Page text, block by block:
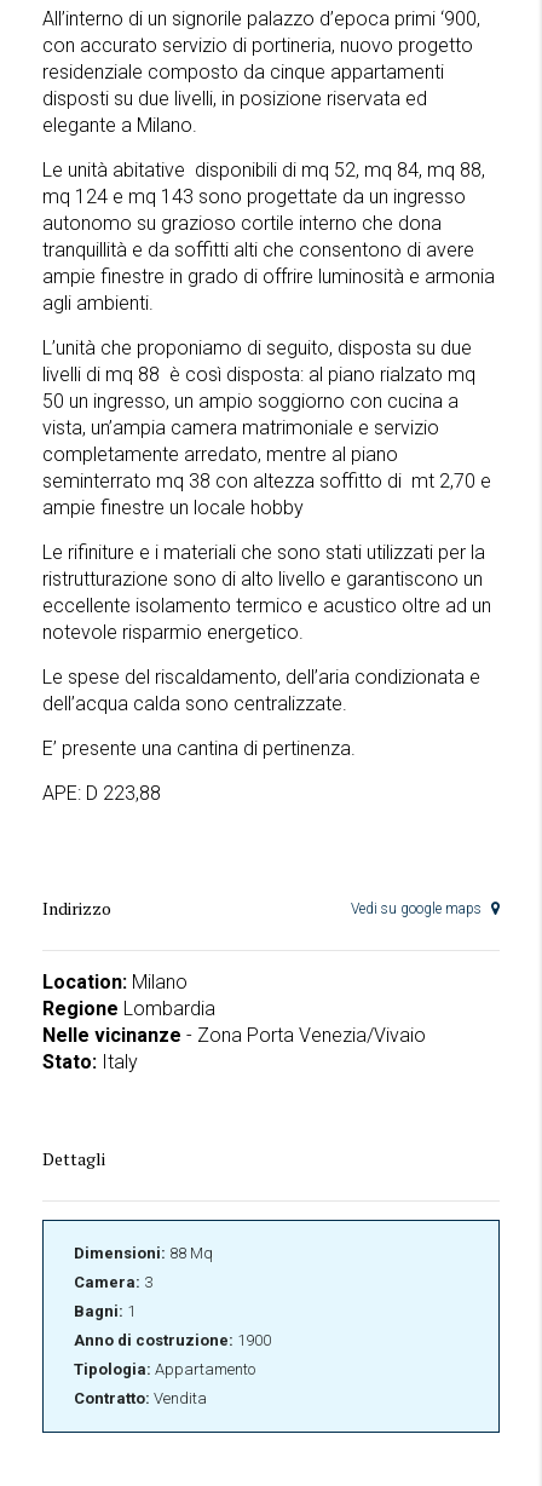
All’interno di un signorile palazzo d’epoca primi ‘900,
con accurato servizio di portineria, nuovo progetto
residenziale composto da cinque appartamenti
disposti su due livelli, in posizione riservata ed
elegante a Milano.
Le unità abitative disponibili di mq 52, mq 84, mq 88,
mq 124 e mq 143 sono progettate da un ingresso
autonomo su grazioso cortile interno che dona
tranquillità e da soffitti alti che consentono di avere
ampie finestre in grado di offrire luminosità e armonia
agli ambienti.
L’unità che proponiamo di seguito, disposta su due
livelli di mq 88 è così disposta: al piano rialzato mq
50 un ingresso, un ampio soggiorno con cucina a
vista, un’ampia camera matrimoniale e servizio
completamente arredato, mentre al piano
seminterrato mq 38 con altezza soffitto di mt 2,70 e
ampie finestre un locale hobby
Le rifiniture e i materiali che sono stati utilizzati per la
ristrutturazione sono di alto livello e garantiscono un
eccellente isolamento termico e acustico oltre ad un
notevole risparmio energetico.
Le spese del riscaldamento, dell’aria condizionata e
dell’acqua calda sono centralizzate.
E’ presente una cantina di pertinenza.
APE: D 223,88
Indirizzo Vedi su google maps
Location: Milano
Regione Lombardia
Nelle vicinanze - Zona Porta Venezia/Vivaio
Stato: Italy
Dettagli
Dimensioni: 88 Mq
Camera: 3
Bagni: 1
Anno di costruzione: 1900
Tipologia: Appartamento
Contratto: Vendita